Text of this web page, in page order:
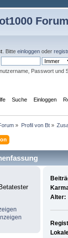
Forum
. Bitte einloggen oder
Passwort und
Suche Einloggen
» Profil von Bt»
Alter: